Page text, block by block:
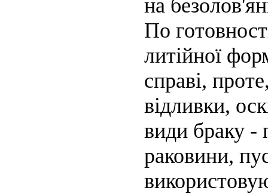
на
По
литійної
справі,
відливки,
види браку -
раковини,